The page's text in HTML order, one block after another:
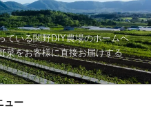
ている関野DIY農場のホームペ
菜をお客様に直接お届けする
ュー